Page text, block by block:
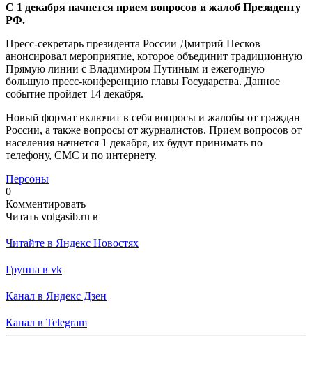
С 1 декабря начнется прием вопросов и жалоб Президенту
РФ.
Пресс-секретарь президента России Дмитрий Песков
анонсировал мероприятие, которое объединит традиционную
Прямую линии с Владимиром Путиным и ежегодную
большую пресс-конференцию главы Государства. Данное
событие пройдет 14 декабря.
Новый формат включит в себя вопросы и жалобы от граждан
России, а также вопросы от журналистов. Прием вопросов от
населения начнется 1 декабря, их будут принимать по
телефону, СМС и по интернету.
Персоны
0
Комментировать
Читать volgasib.ru в
Читайте в Яндекс Новостях
Группа в vk
Канал в Яндекс Дзен
Канал в Telegram